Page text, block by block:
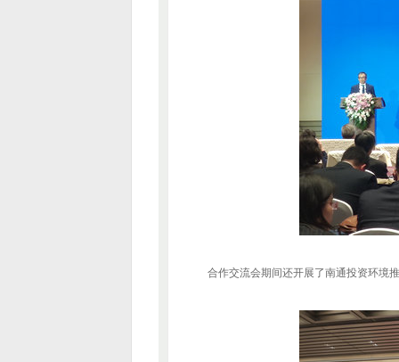
合作交流会期间还开展了南通投资环境